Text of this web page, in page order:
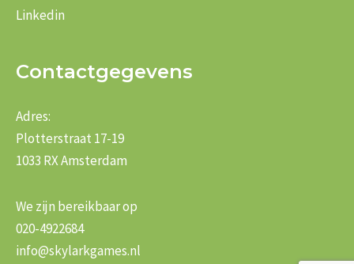
Linkedin
Contactgegevens
Adres:
Plotterstraat 17-19
1033 RX Amsterdam
We zijn bereikbaar op
020-4922684
info@skylarkgames.nl